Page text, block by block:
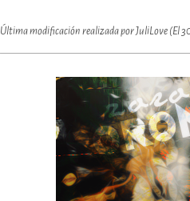
Última modificación realizada por JuliLove (El